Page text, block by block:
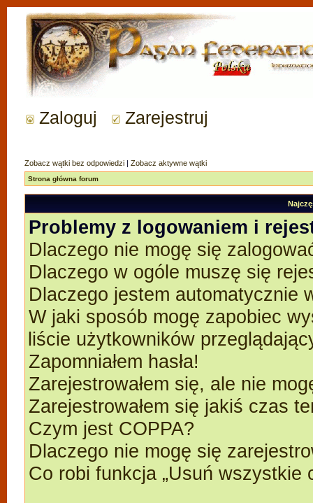
Zaloguj Zarejestruj
Zobacz wątki bez odpowiedzi | Zobacz aktywne wątki
Strona główna forum
Problemy z logowaniem i
Dlaczego nie mogę się
Dlaczego w ogóle muszę się
Dlaczego jestem automatycznie
W jaki sposób mogę zapobiec
liście użytkowników
Zapomniałem hasła!
Zarejestrowałem się, ale nie
Zarejestrowałem się jakiś czas
Czym jest COPPA?
Dlaczego nie mogę się
Co robi funkcja „Usuń wszystkie